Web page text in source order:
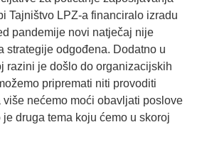
Tajništvo LPZ-a financiralo izradu
pandemije novi natječaj nije
strategije odgođena. Dodatno u
razini je došlo do organizacijskih
pripremati niti provoditi
nećemo moći obavljati poslove
druga tema koju ćemo u skoroj